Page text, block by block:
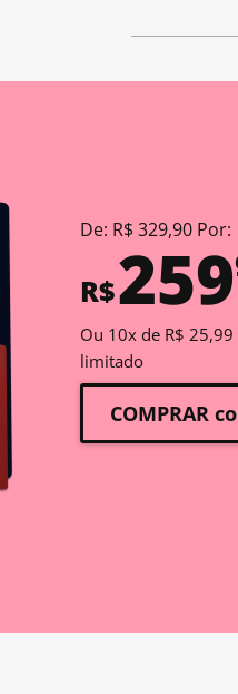
De: R$ 329,90 Por:
R$259
Ou 10x de R$
limitado
COMPRAR